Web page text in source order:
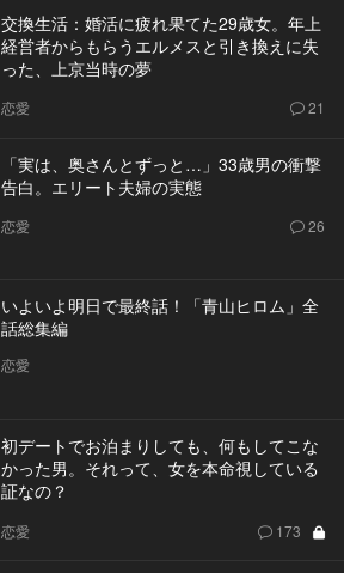
交換生活：婚活に疲れ果てた29歳女。年上
経営者からもらうエルメスと引き換えに失
った、上京当時の夢
恋愛 21
「実は、奥さんとずっと…」33歳男の衝撃
告白。エリート夫婦の実態
恋愛 26
いよいよ明日で最終話！「青山ヒロム」全
話総集編
恋愛
初デートでお泊まりしても、何もしてこな
かった男。それって、女を本命視している
証なの？
恋愛 173